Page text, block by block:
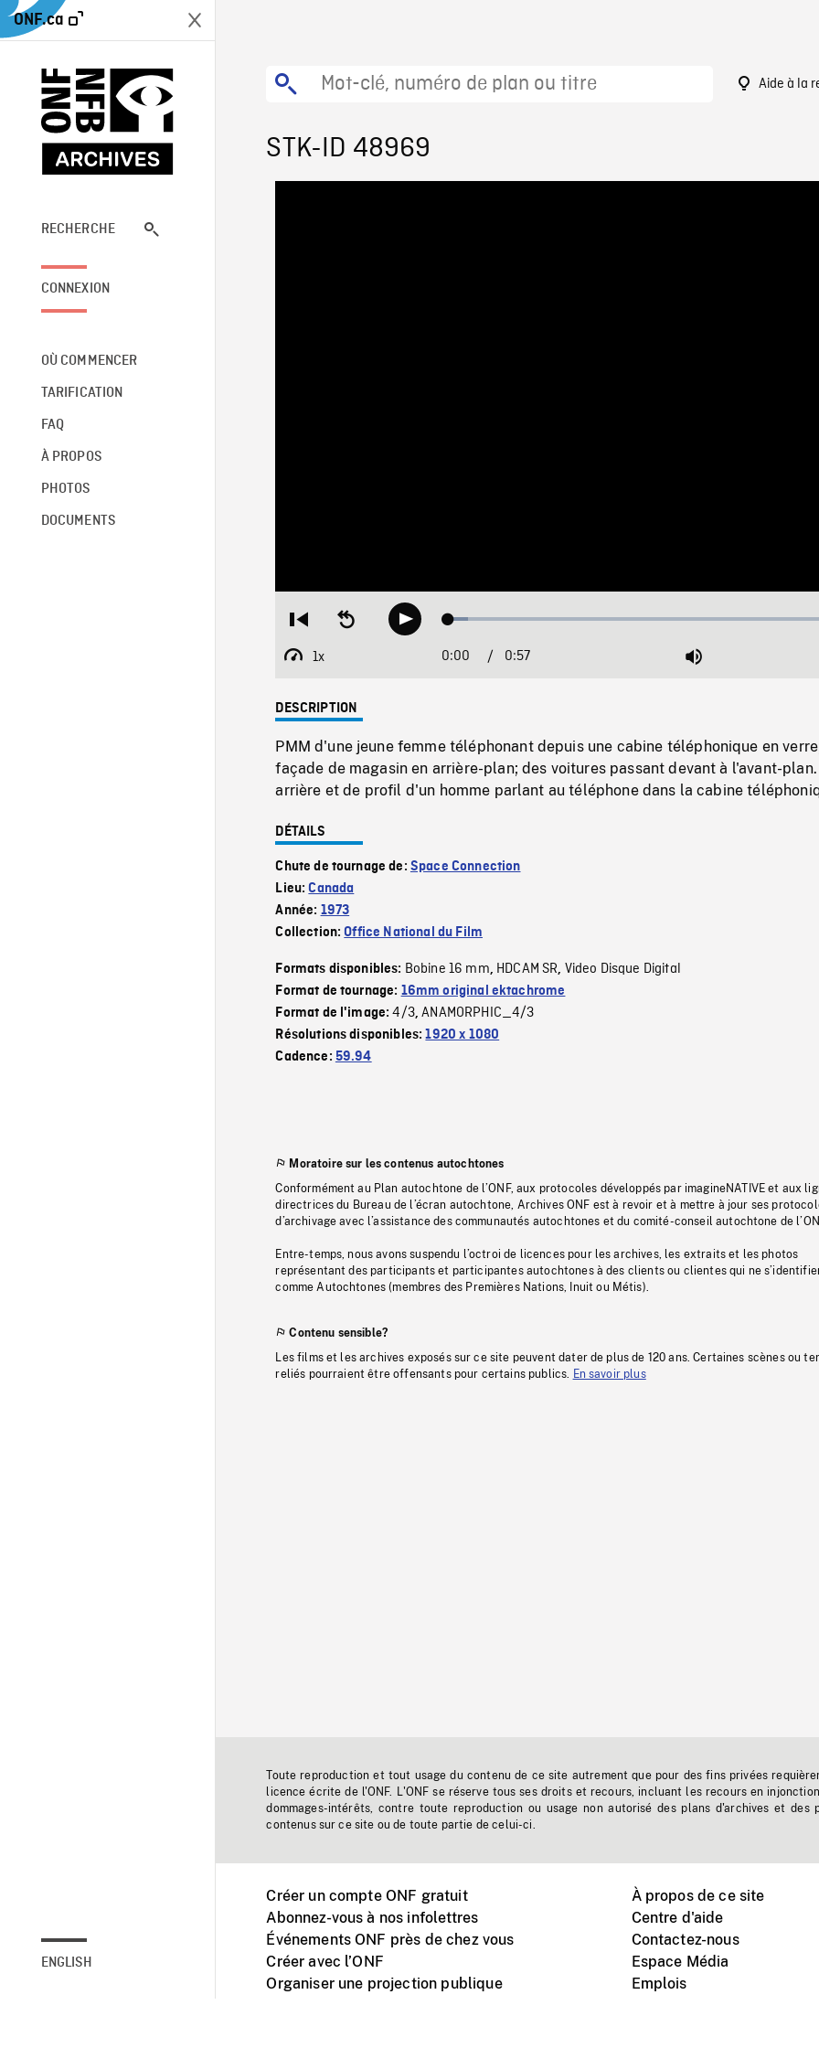
ONF.ca
RECHERCHE
CONNEXION
OÙ COMMENCER
TARIFICATION
FAQ
À PROPOS
PHOTOS
DOCUMENTS
ENGLISH
Aide à la
STK-ID 48969
Restart
beginning
Seek
backwardPlay Loaded:
1x
Playback
Current
0:00 / 0:57 Mute
DESCRIPTION
PMM d'une jeune femme téléphonant depuis une cabine téléphonique en
façade de magasin en arrière-plan; des voitures passant devant à l'avant-plan.
arrière et de profil d'un homme parlant au téléphone dans la cabine
DÉTAILS
Chute de tournage de: Space Connection
Lieu:Canada
Année: 1973
Collection:Office National du Film
Formats disponibles: Bobine 16 mm, HDCAM SR, Video Disque Digital
Format de tournage: 16mm original ektachrome
Format de l'image:4/3,ANAMORPHIC_4/3
Résolutions disponibles:1920 x 1080
Cadence: 59.94
Moratoire sur les contenus autochtones
Conformément au Plan autochtone de l’ONF, aux protocoles développés par imagineNATIVE et aux
directrices du Bureau de l’écran autochtone, Archives ONF est à revoir et à mettre à jour ses
d’archivage avec l’assistance des communautés autochtones et du comité-conseil autochtone de
Entre-temps, nous avons suspendu l’octroi de licences pour les archives, les extraits et les photos
représentant des participants et participantes autochtones à des clients ou clientes qui ne
comme Autochtones (membres des Premières Nations, Inuit ou Métis).
Contenu sensible?
Les films et les archives exposés sur ce site peuvent dater de plus de 120 ans. Certaines scènes ou
reliés pourraient être offensants pour certains publics.
En savoir plus
Toute reproduction et tout usage du contenu de ce site autrement que pour des fins privées
licence écrite de l'ONF. L'ONF se réserve tous ses droits et recours, incluant les recours en
dommages-intérêts, contre toute reproduction ou usage non autorisé des plans d'archives et des
contenus sur ce site ou de toute partie de celui-ci.
Créer un compte ONF gratuit
Abonnez-vous à nos infolettres
Événements ONF près de chez vous
Créer avec l’ONF
Organiser une projection publique
À propos de ce site
Centre d'aide
Contactez-nous
Espace Média
Emplois